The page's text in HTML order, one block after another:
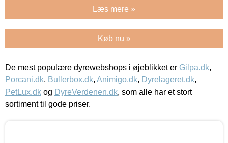
Læs mere »
Køb nu »
De mest populære dyrewebshops i øjeblikket er Gilpa.dk,
Porcani.dk, Bullerbox.dk, Animigo.dk, Dyrelageret.dk,
PetLux.dk og DyreVerdenen.dk, som alle har et stort
sortiment til gode priser.